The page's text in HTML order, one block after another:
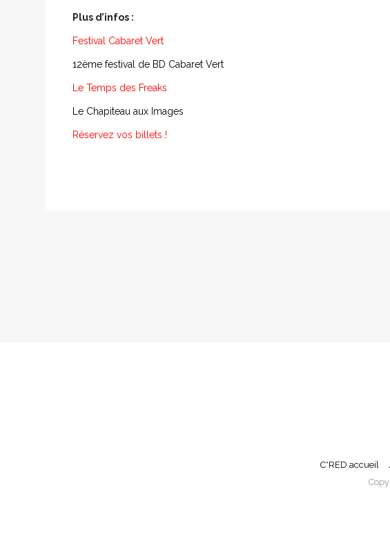
Plus d’infos :
Festival Cabaret Vert
12ème festival de BD Cabaret Vert
e Temps des Freaks
Le Chapiteau aux Images
Réservez vos billets !
C*RED accueil